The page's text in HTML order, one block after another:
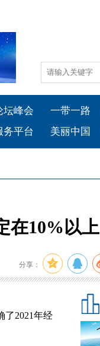
坛峰会 一带一路
务平台 美丽中国
在10%以上
分享：
了2021年经